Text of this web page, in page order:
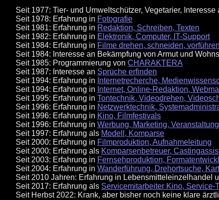
Seit 1977: Tier- und Umweltschützer, Vegetarier,
Seit 1978: Erfahrung in Fotografie
Seit 1981: Erfahrung in Redaktion, Schreiben, Texten
Seit 1982: Erfahrung in Elektronik, Computer, IT-Support
Seit 1984: Erfahrung in Filme drehen, schneiden,
Seit 1984: Interesse an Bekämpfung von Armut und
Seit 1985: Programmierung von CHARAKTERA
Seit 1987: Interesse an Sprüche erfinden
Seit 1994: Erfahrung in Internetrecherche,
Seit 1994: Erfahrung in Internet, Online-Redaktion,
Seit 1995: Erfahrung in Tontechnik, Videodrehen,
Seit 1996: Erfahrung in Netzwerktechnik,
Seit 1996: Erfahrung in Kino, Filmfestivals
Seit 1996: Erfahrung in Werbung, Marketing,
Seit 1997: Erfahrung als Modell, Komparse
Seit 2000: Erfahrung in Filmproduktion, Aufnahmeleitung
Seit 2000: Erfahrung als Komparsenbetreuer,
Seit 2003: Erfahrung in Fernsehproduktion,
Seit 2004: Erfahrung in Wanderführung, Drehortsuche,
Seit 2010 Jahren: Erfahrung in Lebensmitteleinzelhandel
Seit 2017: Erfahrung als Servicemitarbeiter Kino, Service-
Seit Herbst 2022: Krank, aber bisher noch keine klare